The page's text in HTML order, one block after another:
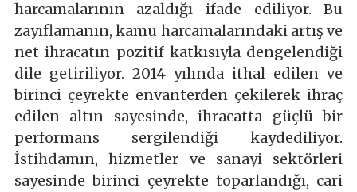
harcamalarının azaldığı ifade ediliyor. Bu
zayıflamanın, kamu harcamalarındaki artış ve
net ihracatın pozitif katkısıyla dengelendiği
dile getiriliyor. 2014 yılında ithal edilen ve
birinci çeyrekte envanterden çekilerek ihraç
edilen altın sayesinde, ihracatta güçlü bir
performans sergilendiği kaydediliyor.
İstihdamın, hizmetler ve sanayi sektörleri
sayesinde birinci çeyrekte toparlandığı, cari